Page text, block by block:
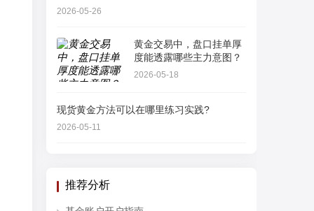
2026-05-26
黄金交易中，盘口挂单厚
度能透露哪些主力意图？
2026-05-18
现货黄金方法可以在哪里练习实践?
2026-05-11
推荐分析